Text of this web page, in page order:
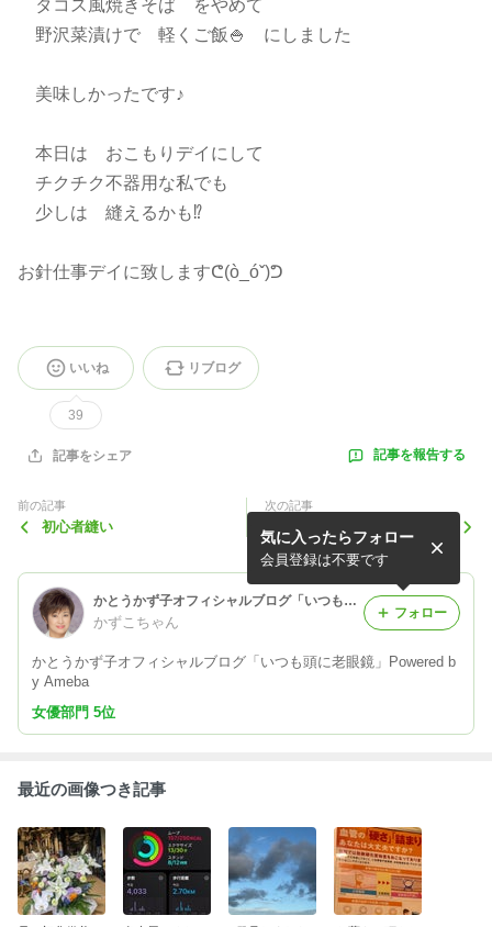
タコス風焼きそば をやめて
野沢菜漬けで 軽くご飯🍚 にしました
美味しかったです♪
本日は おこもりデイにして
チクチク不器用な私でも
少しは 縫えるかも⁉️
お針仕事デイに致しますᕦ(ò_óˇ)ᕤ
いいね
39
リブログ
記事をシェア 記事を報告する
前の記事
初心者縫い
次の記事
かとうかず子オフィシャルブログ「いつも頭に老眼鏡」Powered by Ameba
かずこちゃん
かとうかず子オフィシャルブログ「いつも頭に老眼鏡」Powered b
y Ameba
気に入ったらフォロー
会員登録は不要です
フォロー
女優部門 5位
最近の画像つき記事